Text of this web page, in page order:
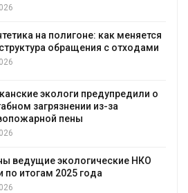
на полигоне: как меняется
обращения с отходами
экологи предупредили о
загрязнении из-за
пены
ведущие экологические НКО
по итогам 2025 года